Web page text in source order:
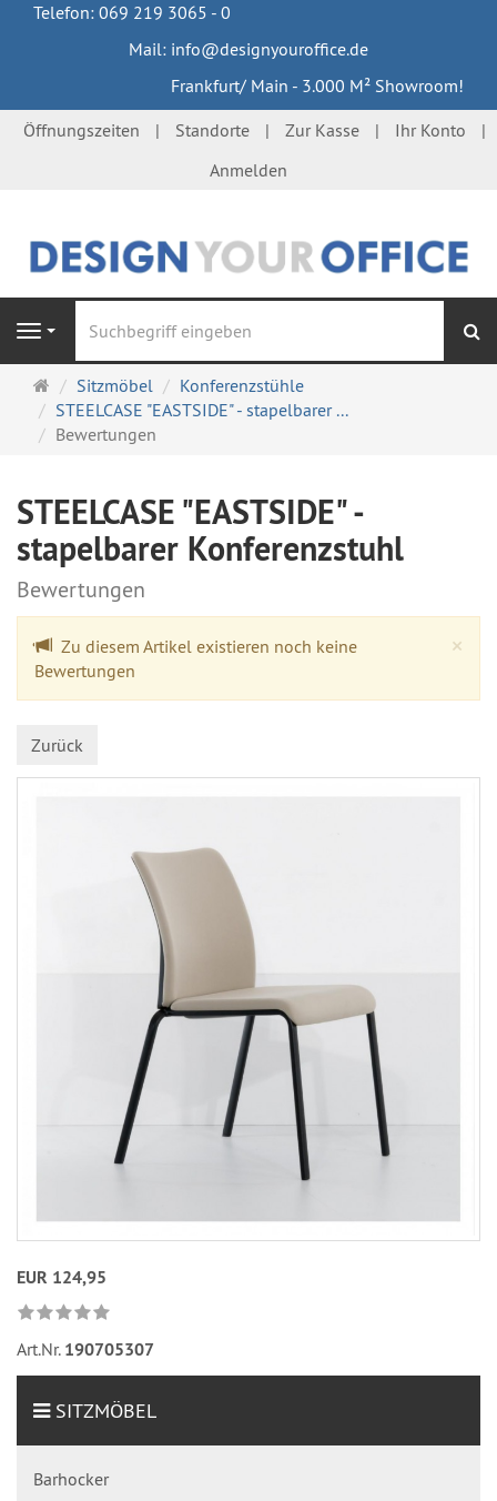
Telefon: 069 219 3065 - 0
Mail: info@designyouroffice.de
Frankfurt/ Main - 3.000 M² Showroom!
Öffnungszeiten
Standorte Zur Kasse
Ihr Konto
Anmelden
Navigation
Startseite
Sitzmöbel
Konferenzstühle
STEELCASE "EASTSIDE" - stapelbarer ...
Bewertungen
STEELCASE "EASTSIDE" -
stapelbarer Konferenzstuhl
Bewertungen
×
Zu diesem Artikel existieren noch keine
Bewertungen
Zurück
EUR 124,95
Art.Nr. 190705307
SITZMÖBEL
Barhocker